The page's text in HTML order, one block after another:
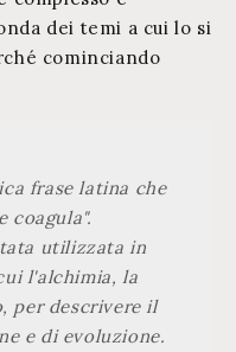
dei temi a cui lo si
cominciando
frase latina che
coagula".
utilizzata in
l'alchimia, la
per descrivere il
e di evoluzione.